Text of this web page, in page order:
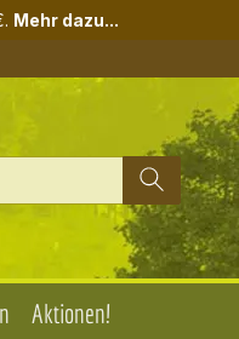
Mehr dazu...
Aktionen!